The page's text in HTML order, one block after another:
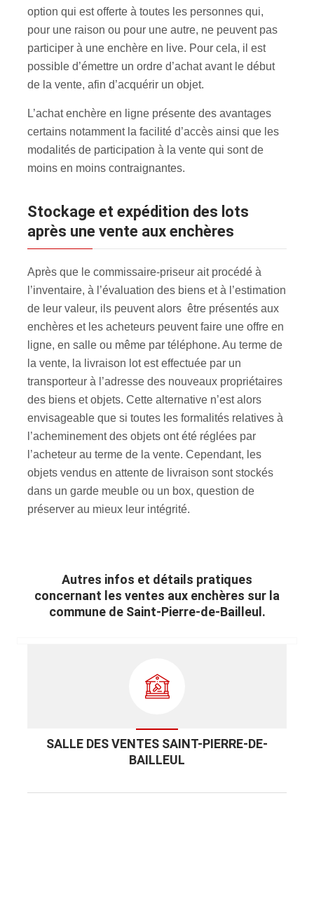
option qui est offerte à toutes les personnes qui,
pour une raison ou pour une autre, ne peuvent pas
participer à une enchère en live. Pour cela, il est
possible d’émettre un ordre d’achat avant le début
de la vente, afin d’acquérir un objet.
L’achat enchère en ligne présente des avantages
certains notamment la facilité d’accès ainsi que les
modalités de participation à la vente qui sont de
moins en moins contraignantes.
Stockage et expédition des lots
après une vente aux enchères
Après que le commissaire-priseur ait procédé à
l’inventaire, à l’évaluation des biens et à l’estimation
de leur valeur, ils peuvent alors être présentés aux
enchères et les acheteurs peuvent faire une offre en
ligne, en salle ou même par téléphone. Au terme de
la vente, la livraison lot est effectuée par un
transporteur à l’adresse des nouveaux propriétaires
des biens et objets. Cette alternative n’est alors
envisageable que si toutes les formalités relatives à
l’acheminement des objets ont été réglées par
l’acheteur au terme de la vente. Cependant, les
objets vendus en attente de livraison sont stockés
dans un garde meuble ou un box, question de
préserver au mieux leur intégrité.
Autres infos et détails pratiques
concernant les ventes aux enchères sur la
commune de Saint-Pierre-de-Bailleul.
SALLE DES VENTES SAINT-PIERRE-DE-
BAILLEUL